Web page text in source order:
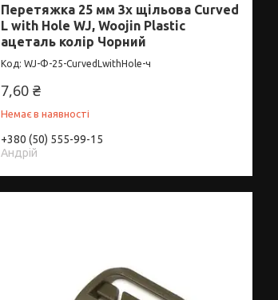
Перетяжка 25 мм 3х щільова Curved
L with Hole WJ, Woojin Plastic
ацеталь колір Чорний
WJ-Ф-25-CurvedLwithНоle-ч
7,60 ₴
Немає в наявності
+380 (50) 555-99-15
Андрій